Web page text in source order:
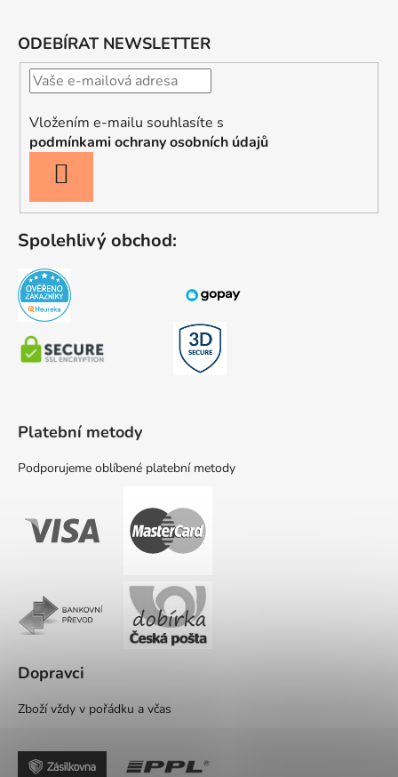
ODEBÍRAT NEWSLETTER
Vložením e-mailu souhlasíte s
podmínkami ochrany osobních údajů
SE
Spolehlivý obchod:
Platební metody
Podporujeme oblíbené platební metody
Dopravci
Zboží vždy v pořádku a včas